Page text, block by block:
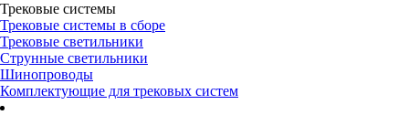
Трековые системы
Трековые системы в сборе
Трековые светильники
Струнные светильники
Шинопроводы
Комплектующие для трековых систем